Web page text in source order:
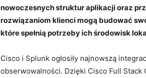
nowoczesnych struktur aplikacji oraz
rozwiązaniom klienci mogą budować
które spełnią potrzeby ich środowisk
Cisco i Splunk ogłosiły najnowszą
obserwowalności. Dzięki Cisco Full